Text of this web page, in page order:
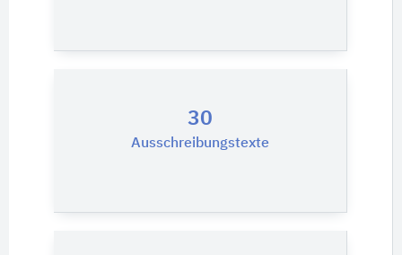
30
Ausschreibungstexte